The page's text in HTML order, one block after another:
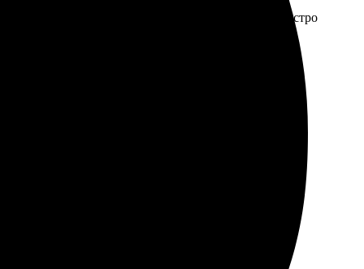
фото, указали размер, оформили заказ. Я быстро
стоит попробовать. Рекомендую!
полоску с фото. Печать качественная, цвета